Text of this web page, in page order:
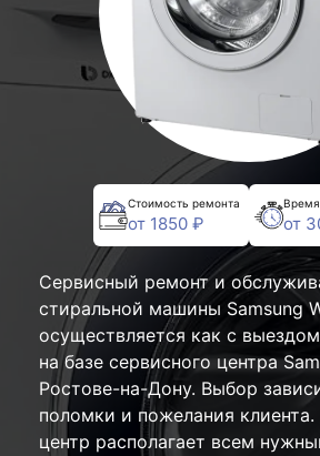
Стоимость ремонта
от 1850 ₽ от
Сервисный ремонт и
стиральной машины Samsung
осуществляется как с
на базе сервисного центра
Ростове-на-Дону. Выбор
поломки и пожелания
центр располагает всем